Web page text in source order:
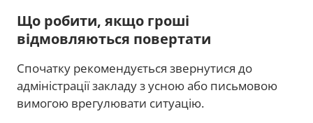
Що робити, якщо гроші
відмовляються повертати
Спочатку рекомендується звернутися до
адміністрації закладу з усною або письмовою
вимогою врегулювати ситуацію.